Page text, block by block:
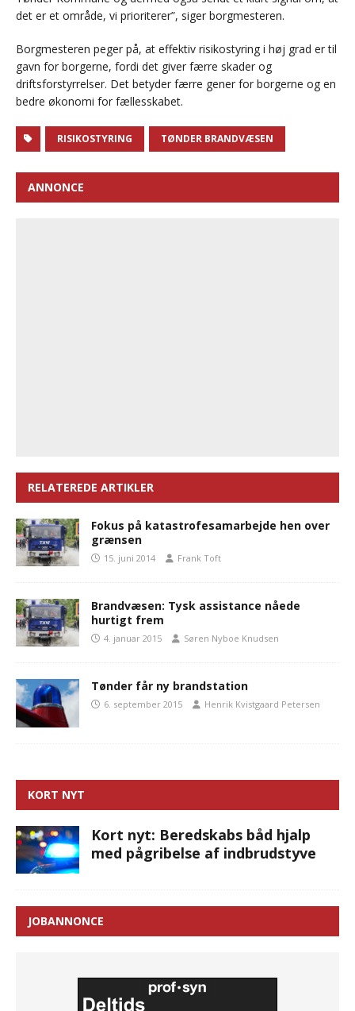
det er et område, vi prioriterer”, siger borgmesteren.
Borgmesteren peger på, at effektiv risikostyring i høj grad er til
gavn for borgerne, fordi det giver færre skader og
driftsforstyrrelser. Det betyder færre gener for borgerne og en
bedre økonomi for fællesskabet.
RISIKOSTYRING TØNDER BRANDVÆSEN
ANNONCE
RELATEREDE ARTIKLER
Fokus på katastrofesamarbejde hen over
grænsen
15. juni 2014 Frank Toft
Brandvæsen: Tysk assistance nåede
hurtigt frem
4. januar 2015 Søren Nyboe Knudsen
Tønder får ny brandstation
6. september 2015 Henrik Kvistgaard Petersen
KORT NYT
Kort nyt: Beredskabs båd hjalp
med pågribelse af indbrudstyve
JOBANNONCE